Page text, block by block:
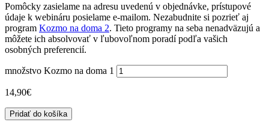
Pomôcky zasielame na adresu uvedenú v objednávke, prístupové
údaje k webináru posielame e-mailom. Nezabudnite si pozrieť aj
program Kozmo na doma 2. Tieto programy na seba nenadväzujú a
môžete ich absolvovať v ľubovoľnom poradí podľa vašich
osobných preferencií.
množstvo Kozmo na doma 1
14,90€
Pridať do košíka